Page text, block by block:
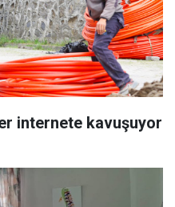
internete kavuşuyor